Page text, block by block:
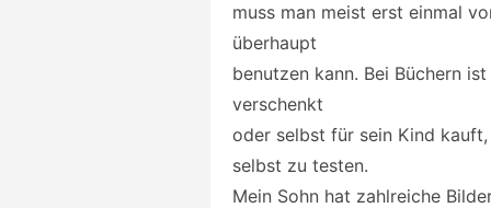
muss man meist erst einmal
überhaupt
benutzen kann. Bei Büchern
verschenkt
oder selbst für sein Kind
selbst zu testen.
Mein Sohn hat zahlreiche